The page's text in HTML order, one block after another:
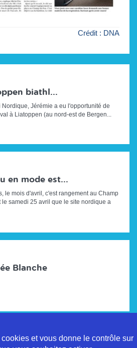
Crédit : DNA
biathl...
Jérémie a eu l'opportunité de
à Liatoppen (au nord-est de Bergen...
en mode est...
le mois d'avril, c'est rangement au Champ
le samedi 25 avril que le site nordique a
Blanche
et vous donne le contrôle sur